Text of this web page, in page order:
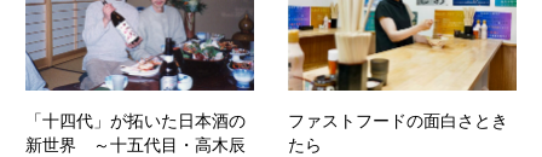
「十四代」が拓いた日本酒の
新世界 ～十五代目・高木辰
ファストフードの面白さとき
たら